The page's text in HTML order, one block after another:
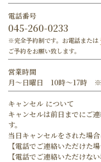
電話番号
045-260-0233
※完全予約制です。お電話または
ご予約をお願い致します。
営業時間
月〜日曜日 10時〜17時
キャンセル について
キャンセルは前日までにご
す。
当日キャンセルをされた場
【電話でご連絡いただけた
【電話でご連絡いただけな